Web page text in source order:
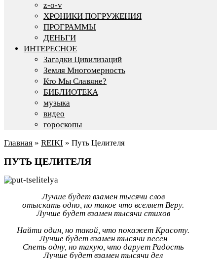
z-o-v
ХРОНИКИ ПОГРУЖЕНИЯ
ПРОГРАММЫ
ДЕНЬГИ
ИНТЕРЕСНОЕ
Загадки Цивилизаций
Земля Многомерность
Кто Мы Славяне?
БИБЛИОТЕКА
музыка
видео
гороскопы
Главная » REIKI » Путь Целителя
ПУТЬ ЦЕЛИТЕЛЯ
Лучше будет взамен тысячи слов
отыскать одно, но такое что вселяет Веру.
Лучше будет взамен тысячи стихов
Найти один, но такой, что покажет Красоту.
Лучше будет взамен тысячи песен
Спеть одну, но такую, что дарует Радость
Лучше будет взамен тысячи дел